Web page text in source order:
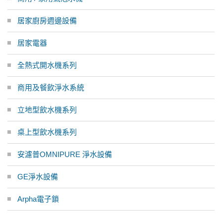
居家廚房週邊設備
居家電器
全熱式開水機系列
商用及餐飲淨水系統
立地型飲水機系列
桌上型飲水機系列
安濾普OMNIPURE 淨水設備
GE淨水設備
Arpha電子鎖